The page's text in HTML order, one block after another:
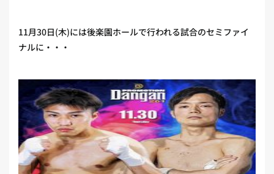
11月30日(木)には後楽園ホールで行われる試合のセミファイ
ナルに・・・